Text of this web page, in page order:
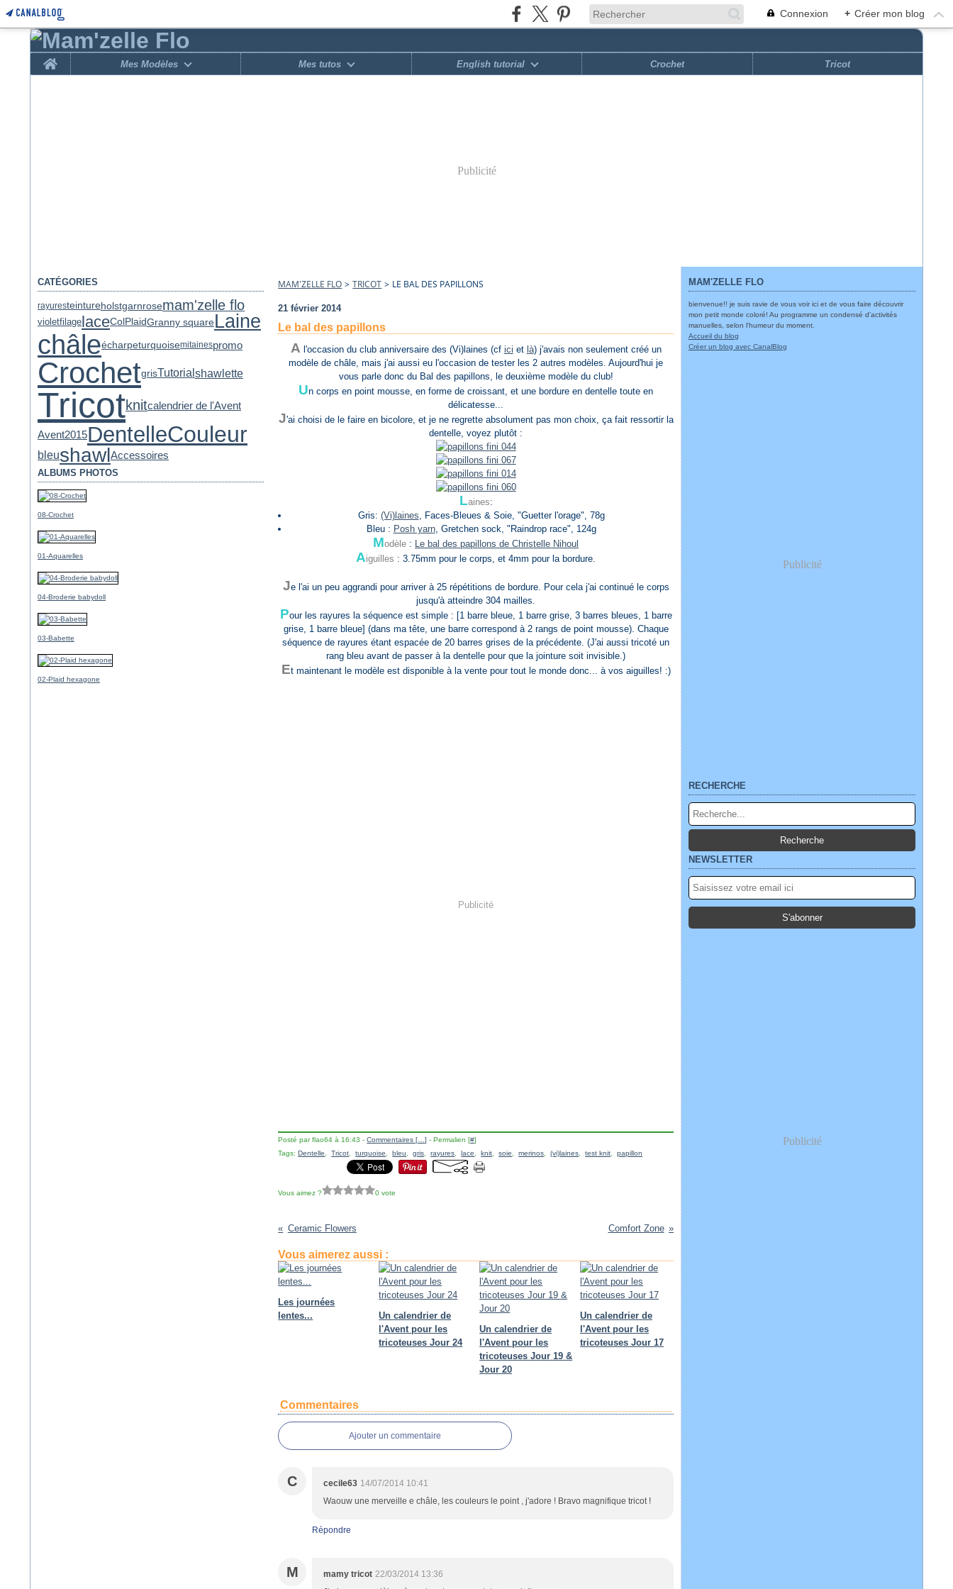
Connexion + Créer mon blog
Home
Mes Modèles Mes tutos English tutorial Crochet Tricot
Publicité
CATÉGORIES
rayuresteintureholstgarnrosemam'zelle flo
violetfilagelaceCol PlaidGranny squareLaine
châleécharpeturquoisemitainespromo
CrochetgrisTutorial shawlette
Tricotknitcalendrier de l'Avent
Avent2015DentelleCouleur
bleushawlAccessoires
ALBUMS PHOTOS
08-Crochet
01-Aquarelles
04-Broderie babydoll
03-Babette
02-Plaid hexagone
MAM'ZELLE FLO > TRICOT > LE BAL DES PAPILLONS
21 février 2014
Le bal des papillons
A l'occasion du club anniversaire des (Vi)laines (cf ici et là) j'avais non seulement créé un
modèle de châle, mais j'ai aussi eu l'occasion de tester les 2 autres modèles. Aujourd'hui je
vous parle donc du Bal des papillons, le deuxième modèle du club!
Un corps en point mousse, en forme de croissant, et une bordure en dentelle toute en
délicatesse...
J'ai choisi de le faire en bicolore, et je ne regrette absolument pas mon choix, ça fait ressortir la
dentelle, voyez plutôt :
Laines:
Gris: (Vi)laines, Faces-Bleues & Soie, "Guetter l'orage", 78g
Bleu : Posh yarn, Gretchen sock, "Raindrop race", 124g
Modèle : Le bal des papillons de Christelle Nihoul
Aiguilles : 3.75mm pour le corps, et 4mm pour la bordure.
Je l'ai un peu aggrandi pour arriver à 25 répétitions de bordure. Pour cela j'ai continué le corps
jusqu'à atteindre 304 mailles.
Pour les rayures la séquence est simple : [1 barre bleue, 1 barre grise, 3 barres bleues, 1 barre
grise, 1 barre bleue] (dans ma tête, une barre correspond à 2 rangs de point mousse). Chaque
séquence de rayures étant espacée de 20 barres grises de la précédente. (J'ai aussi tricoté un
rang bleu avant de passer à la dentelle pour que la jointure soit invisible.)
Et maintenant le modèle est disponible à la vente pour tout le monde donc... à vos aiguilles! :)
Publicité
Posté par flao64 à 16:43 -Commentaires [ …] - Permalien [#]
Tags:Dentelle ,Tricot ,turquoise ,bleu ,gris ,rayures ,lace ,knit ,soie ,merinos ,(vi)laines ,test knit ,papillon
Vous aimez ? 0 vote
Ceramic Flowers Comfort Zone
Vous aimerez aussi :
Les journées
lentes...
Un calendrier de
l'Avent pour les
tricoteuses Jour 24
Un calendrier de
l'Avent pour les
tricoteuses Jour 19 &
Jour 20
Un calendrier de
l'Avent pour les
tricoteuses Jour 17
Commentaires
Ajouter un commentaire
C cecile63 14/07/2014 10:41
Waouw une merveille e châle, les couleurs le point , j'adore ! Bravo magnifique tricot !
Répondre
M mamy tricot 22/03/2014 13:36
MAM'ZELLE FLO
bienvenue!! je suis ravie de vous voir ici et de vous faire découvrir
mon petit monde coloré! Au programme un condensé d'activités
manuelles, selon l'humeur du moment.
Accueil du blog
Créer un blog avec CanalBlog
Publicité
RECHERCHE
NEWSLETTER
Publicité